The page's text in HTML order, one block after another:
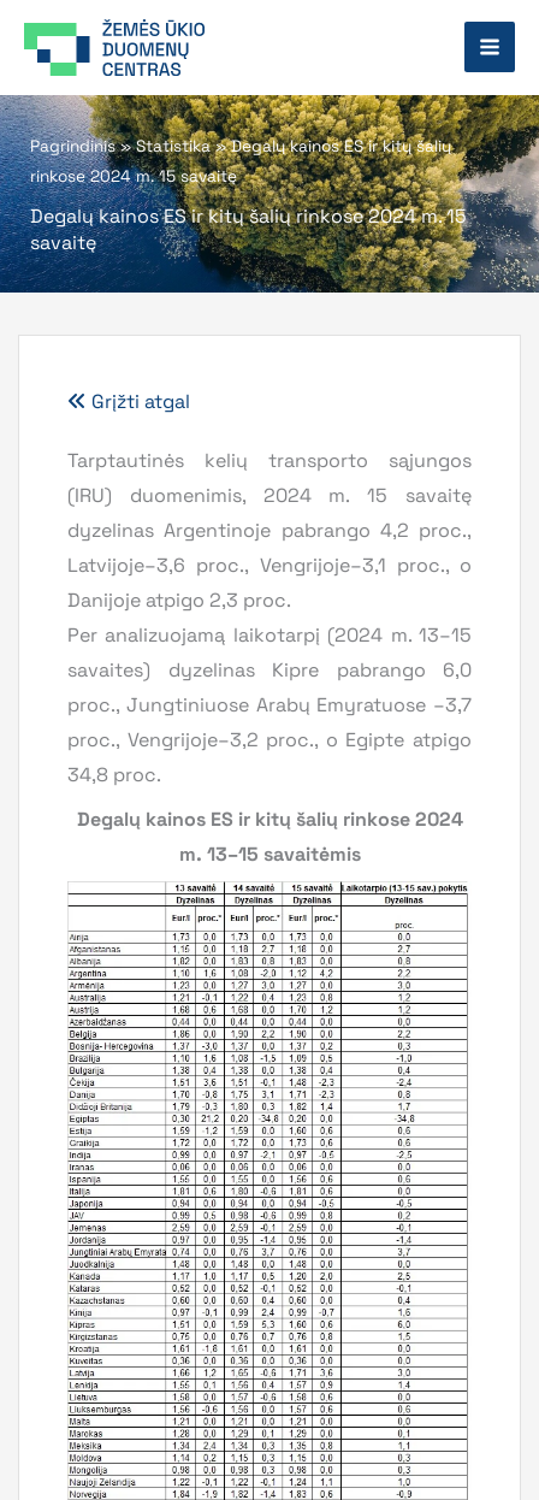
prie
Pagrindinis»Statistika»Degalų kainos ES ir kitų šalių
rinkose 2024 m. 15 savaitę
Degalų kainos ES ir kitų šalių rinkose 2024 m. 15
savaitę
Grįžti atgal
Tarptautinės kelių transporto sąjungos
(IRU) duomenimis, 2024 m. 15 savaitę
dyzelinas Argentinoje pabrango 4,2 proc.,
Latvijoje–3,6 proc., Vengrijoje–3,1 proc., o
Danijoje atpigo 2,3 proc.
Per analizuojamą laikotarpį (2024 m. 13–15
savaites) dyzelinas Kipre pabrango 6,0
proc., Jungtiniuose Arabų Emyratuose –3,7
proc., Vengrijoje–3,2 proc., o Egipte atpigo
34,8 proc.
Degalų kainos ES ir kitų šalių rinkose 2024
m. 13–15 savaitėmis